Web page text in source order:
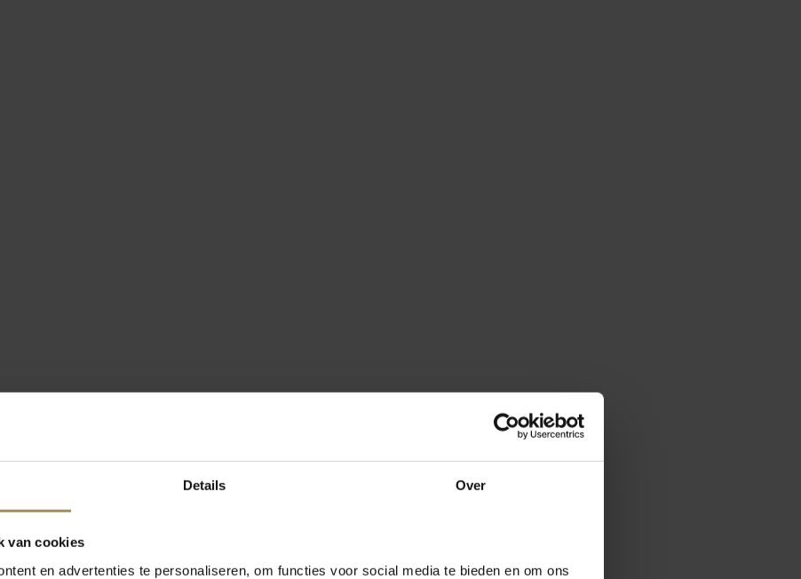
Details Over
van cookies
en advertenties te personaliseren, om functies voor social media te bieden en om ons